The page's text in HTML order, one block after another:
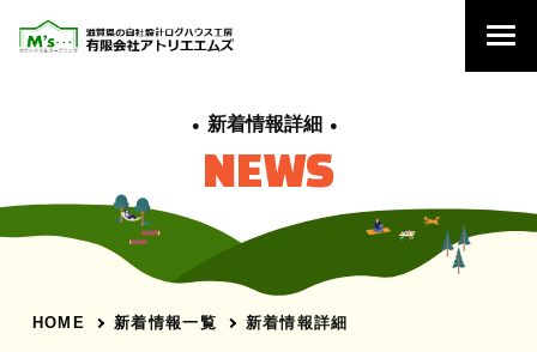
新着情報詳細
NEWS
HOME 新着情報一覧 新着情報詳細